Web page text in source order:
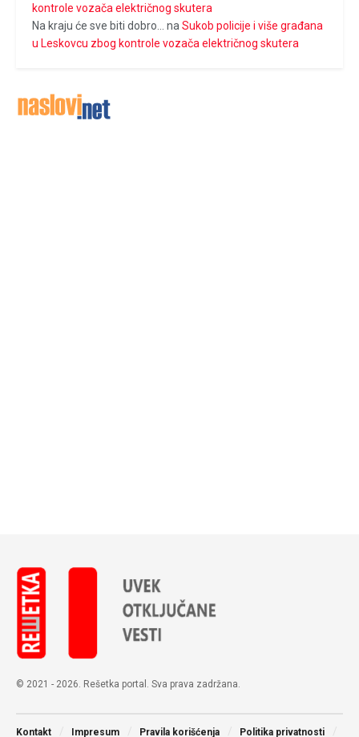
kontrole vozača električnog skutera
Na kraju će sve biti dobro...
na Sukob policije i više građana
u Leskovcu zbog kontrole vozača električnog skutera
© 2021 - 2026. Rešetka portal. Sva prava zadržana.
Kontakt Impresum Pravila korišćenja Politika privatnosti